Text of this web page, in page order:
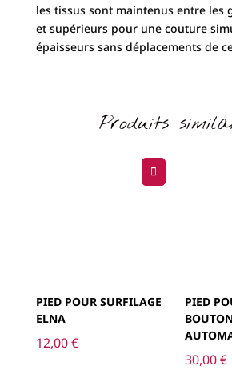
les tissus sont maintenus entre les
et supérieurs pour une couture
épaisseurs sans déplacements de
Produits
PIED POUR SURFILAGE
ELNA
12,00€
PIED
30,00€